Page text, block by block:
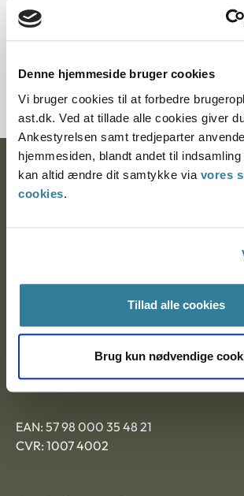
Denne hjemmeside bruger cookies
Vi bruger cookies til at forbedre
ast.dk. Ved at tillade alle cookies giver
Ankestyrelsen samt tredjeparter
hjemmesiden, blandt andet til
kan altid ændre dit samtykke via vores
cookies.
Tillad alle cookies
Brug kun nødvendige
§ 3
2762-1091
Ankestyrelsen
Ankestyrelsen København
EAN: 57 98 000 35 48 21
CVR: 1007 4002